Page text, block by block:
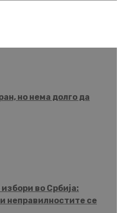
но нема долго да
во Србија:
неправилностите се